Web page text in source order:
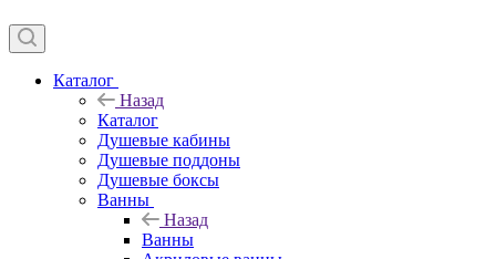
Каталог
Назад
Каталог
Душевые кабины
Душевые поддоны
Душевые боксы
Ванны
Назад
Ванны